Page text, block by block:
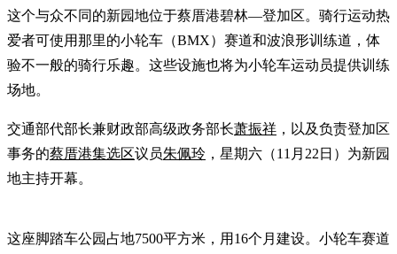
这个与众不同的新园地位于蔡厝港碧林—登加区。骑行运动热
爱者可使用那里的小轮车（BMX）赛道和波浪形训练道，体
验不一般的骑行乐趣。这些设施也将为小轮车运动员提供训练
场地。
交通部代部长兼财政部高级政务部长萧振祥 ，以及负责登加区
事务的蔡厝港集选区议员朱佩玲 ，星期六（11月22日）为新园
地主持开幕。
这座脚踏车公园占地7500平方米，用16个月建设。小轮车赛道